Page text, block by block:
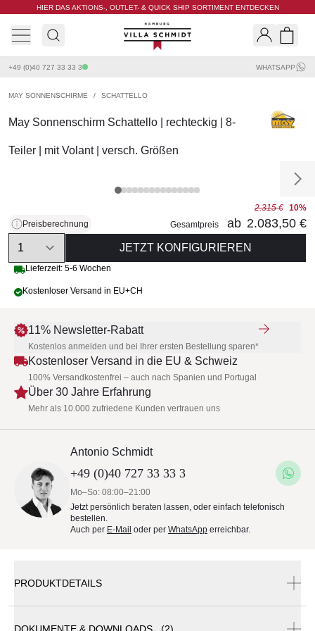
HIER DAS AKTIONS-, OUTLET- & QUICK SHIP SORTIMENT ENTDECKEN
Villa Schmidt
+49 (0)40 727 33 33 3 WHATSAPP
MAY SONNENSCHIRME / SCHATTELLO
May Sonnenschirm Schattello | rechteckig | 8-
Teiler | mit Volant | versch. Größen
Preisberechnung
2.315 € 10%
Gesamtpreis
ab 2.083,50 €
Quantity
JETZT KONFIGURIEREN
Lieferzeit: 5-6 Wochen
Kostenloser Versand in EU+CH
11% Newsletter-Rabatt
Kostenlos anmelden und bei Ihrer ersten Bestellung sparen*
Kostenloser Versand in die EU & Schweiz
100% Versandkostenfrei – auch nach Spanien und Portugal
Über 30 Jahre Erfahrung
Mehr als 10.000 zufriedene Kunden vertrauen uns
Antonio Schmidt
+49 (0)40 727 33 33 3
Mo–So: 08:00–21:00
Jetzt persönlich beraten lassen, oder einfach telefonisch
bestellen.
Auch per E-Mail oder per WhatsApp erreichbar.
PRODUKTDETAILS
DOKUMENTE & DOWNLOADS (2)